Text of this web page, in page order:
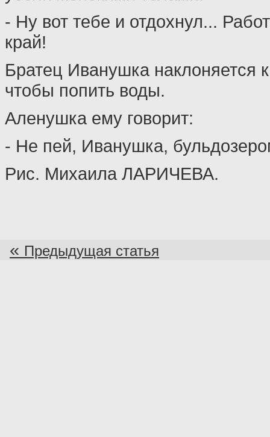
- Ну вот тебе и отдохнул...
край!
Братец Иванушка наклоняется
чтобы попить воды.
Аленушка ему говорит:
- Не пей, Иванушка,
Рис. Михаила ЛАРИЧЕВА.
« Предыдущая статья